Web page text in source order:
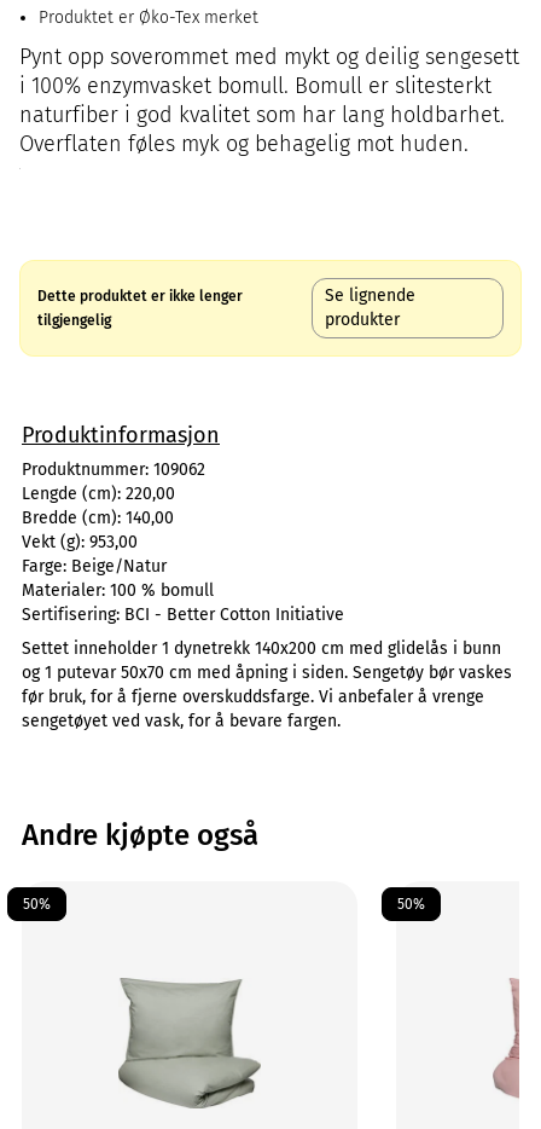
Produktet er Øko-Tex merket
Pynt opp soverommet med mykt og deilig sengesett
i 100% enzymvasket bomull. Bomull er slitesterkt
naturfiber i god kvalitet som har lang holdbarhet.
Overflaten føles myk og behagelig mot huden.
Dette produktet er ikke lenger
tilgjengelig
Se lignende
produkter
Produktinformasjon
Produktnummer: 109062
Lengde (cm): 220,00
Bredde (cm): 140,00
Vekt (g): 953,00
Farge: Beige/Natur
Materialer: 100 % bomull
Sertifisering: BCI - Better Cotton Initiative
Settet inneholder 1 dynetrekk 140x200 cm med glidelås i bunn
og 1 putevar 50x70 cm med åpning i siden. Sengetøy bør vaskes
før bruk, for å fjerne overskuddsfarge. Vi anbefaler å vrenge
sengetøyet ved vask, for å bevare fargen.
Andre kjøpte også
50% 50%